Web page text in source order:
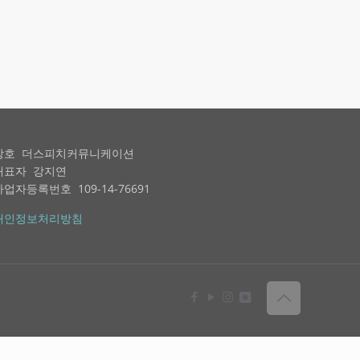
호 더스피치커뮤니케이션
표자 강지연
업자등록번호 109-14-76691
인정보처리방침